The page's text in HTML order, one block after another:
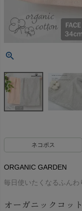
ネコポス
ORGANIC GARDEN
毎日使いたくなるふん
オーガニックコッ